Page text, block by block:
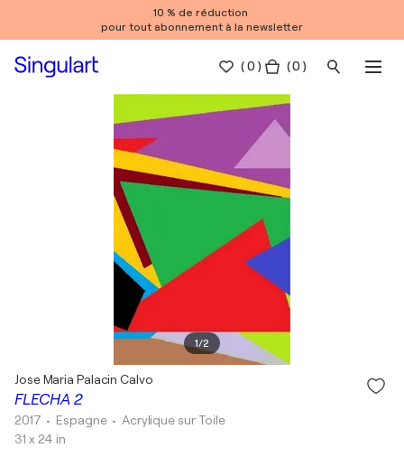
10 % de réduction
pour tout abonnement à la newsletter
(0 ) ( 0 )
1/2
FLECHA 2
Jose Maria Palacin Calvo
2017 • Espagne • Acrylique sur Toile
31 x 24 in